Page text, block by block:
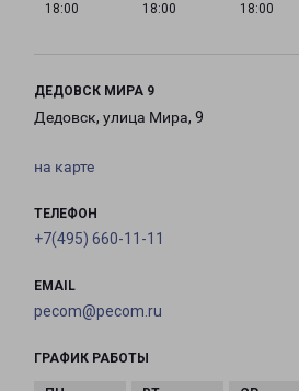
18:00
18:00
18:00
ДЕДОВСК МИРА 9
Дедовск, улица Мира, 9
на карте
ТЕЛЕФОН
+7(495) 660-11-11
EMAIL
pecom@pecom.ru
ГРАФИК РАБОТЫ